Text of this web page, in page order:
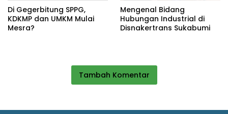
Di Gegerbitung SPPG,
KDKMP dan UMKM Mulai
Mesra?
Mengenal Bidang
Hubungan Industrial di
Disnakertrans Sukabumi
Tambah Komentar